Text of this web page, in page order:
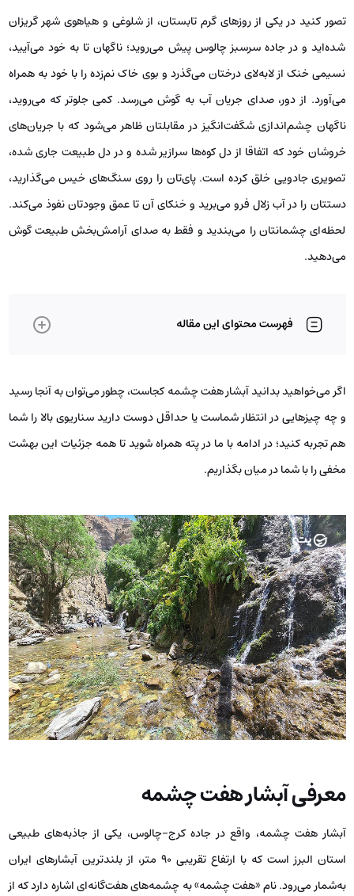
تصور کنید در یکی از روزهای گرم تابستان، از شلوغی و هیاهوی شهر گریزان
شده‌اید و در جاده سرسبز چالوس پیش می‌روید؛ ناگهان تا به خود می‌آیید،
نسیمی خنک از لابه‌لای درختان می‌گذرد و بوی خاک نم‌زده را با خود به همراه
می‌آورد. از دور، صدای جریان آب به گوش می‌رسد. کمی جلوتر که می‌روید،
ناگهان چشم‌اندازی شگفت‌انگیز در مقابلتان ظاهر می‌شود که با جریان‌های
خروشان خود که اتفاقا از دل کوه‌ها سرازیر شده و در دل طبیعت جاری شده،
تصویری جادویی خلق کرده است. پای‌تان را روی سنگ‌های خیس می‌گذارید،
دستتان را در آب زلال فرو می‌برید و خنکای آن تا عمق وجودتان نفوذ می‌کند.
لحظه‌ای چشمانتان را می‌بندید و فقط به صدای آرامش‌بخش طبیعت گوش
می‌دهید.
فهرست محتوای این مقاله
اگر می‌خواهید بدانید آبشار هفت چشمه کجاست، چطور می‌توان به آنجا رسید
و چه چیزهایی در انتظار شماست یا حداقل دوست دارید سناریوی بالا را شما
هم تجربه کنید؛ در ادامه با ما در پته همراه شوید تا همه جزئیات این بهشت
مخفی را با شما در میان بگذاریم.
معرفی آبشار هفت چشمه
آبشار هفت چشمه، واقع در جاده کرج-چالوس، یکی از جاذبه‌های طبیعی
استان البرز است که با ارتفاع تقریبی ۹۰ متر، از بلندترین آبشارهای ایران
به‌شمار می‌رود. نام «هفت چشمه» به چشمه‌های هفت‌گانه‌ای اشاره دارد که از